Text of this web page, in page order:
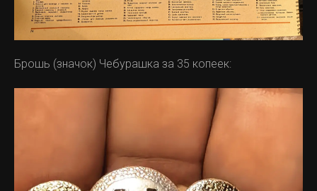
Брошь (значок) Чебурашка за 35 копеек: